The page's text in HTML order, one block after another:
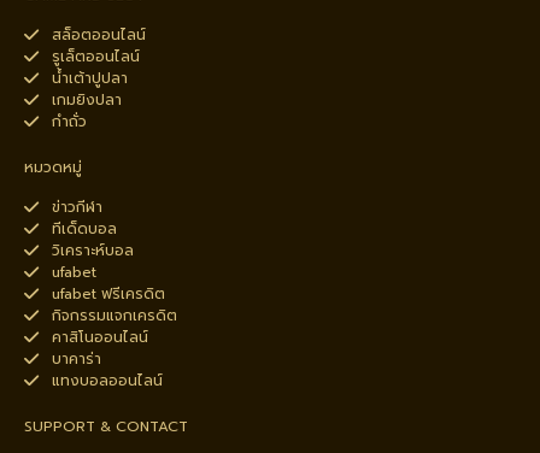
สล็อตออนไลน์
รูเล็ตออนไลน์
น้ำเต้าปูปลา
เกมยิงปลา
กำถั่ว
หมวดหมู่
ข่าวกีฬา
ทีเด็ดบอล
วิเคราะห์บอล
ufabet
ufabet ฟรีเครดิต
กิจกรรมแจกเครดิต
คาสิโนออนไลน์
บาคาร่า
แทงบอลออนไลน์
SUPPORT & CONTACT